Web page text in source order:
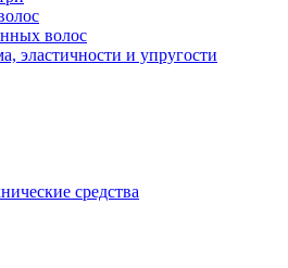
волос
эластичности и упругости
средства